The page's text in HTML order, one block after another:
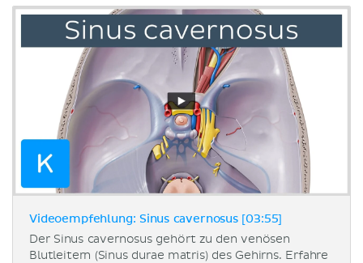
Videoempfehlung: Sinus cavernosus [03:55]
Der Sinus cavernosus gehört zu den venösen
Blutleitern (Sinus durae matris) des Gehirns. Erfahre